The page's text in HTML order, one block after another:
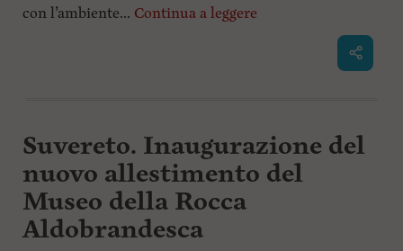
con l’ambiente... Continua a leggere
Suvereto. Inaugurazione del
nuovo allestimento del
Museo della Rocca
Aldobrandesca